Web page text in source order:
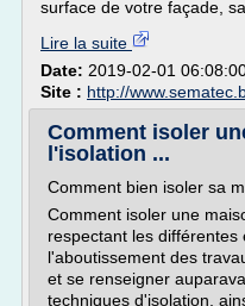
surface de votre façade,
Lire la suite
Date: 2019-02-01
Site : http://
Comment isoler
l'isolation ...
Comment bien isoler sa
Comment isoler une
respectant les différentes
l'aboutissement des
et se renseigner
techniques d'isolation,